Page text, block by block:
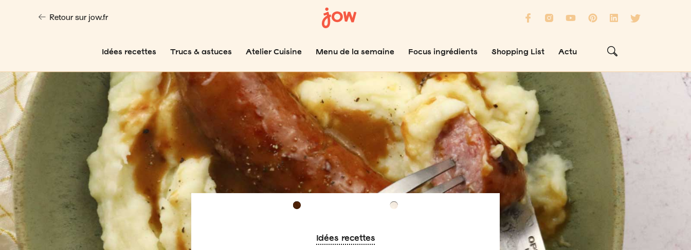
Retour sur jow.fr
Idées recettes Trucs & astuces Atelier Cuisine Menu de la semaine Focus ingrédients Shopping List Actu
Idées recettes